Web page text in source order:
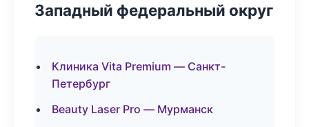
Западный федеральный округ
Клиника Vita Premium — Санкт-
Петербург
Beauty Laser Pro — Мурманск